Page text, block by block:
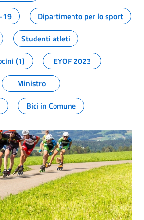
19
Dipartimento per lo sport
Studenti atleti
(1)
EYOF 2023
Ministro
Bici in Comune